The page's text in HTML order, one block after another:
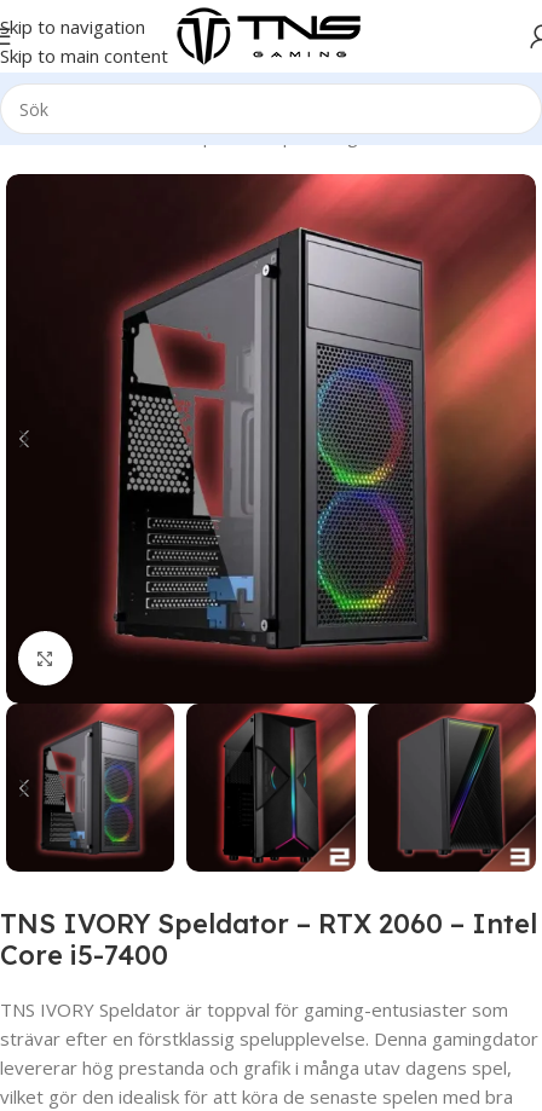
Skip to navigation
Skip to main content
Hem/Stationär dator/Speldator | Gamingdator/Gold klass
Click to enlarge
TNS IVORY Speldator – RTX 2060 – Intel
Core i5-7400
TNS IVORY Speldator är toppval för gaming-entusiaster som
strävar efter en förstklassig spelupplevelse. Denna gamingdator
levererar hög prestanda och grafik i många utav dagens spel,
vilket gör den idealisk för att köra de senaste spelen med bra